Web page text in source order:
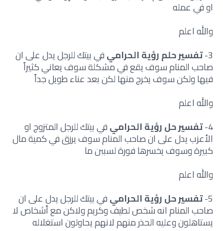
او في عمله
والله اعلم
3- تفسير حلم رؤية الحراميفي بيتك للرجل يدل على ان
صاحب المنام سوف يقع في مشكلة سوف يعاني كثيراً
فيها ولكن سوف يخرج منها لكن بعد عناء طويل جداً
والله اعلم
4- تفسير حل رؤية الحراميفي بيتك للرجل المتزوج او
الأعزب يدل على ان صاحب المنام سوف يرزق في كمية مال
كبيرة وسوف يخسرها فورة لسببن ما
والله اعلم
5- تفسير حل رؤية الحراميفي بيتك للرجل يدل على ان
صاحب المنام انه شخص لطيف وكريم ولاكن مع أشخاص لا
يستاهلون وعليه الحذر منهم لانهم يحاولون استغلاله